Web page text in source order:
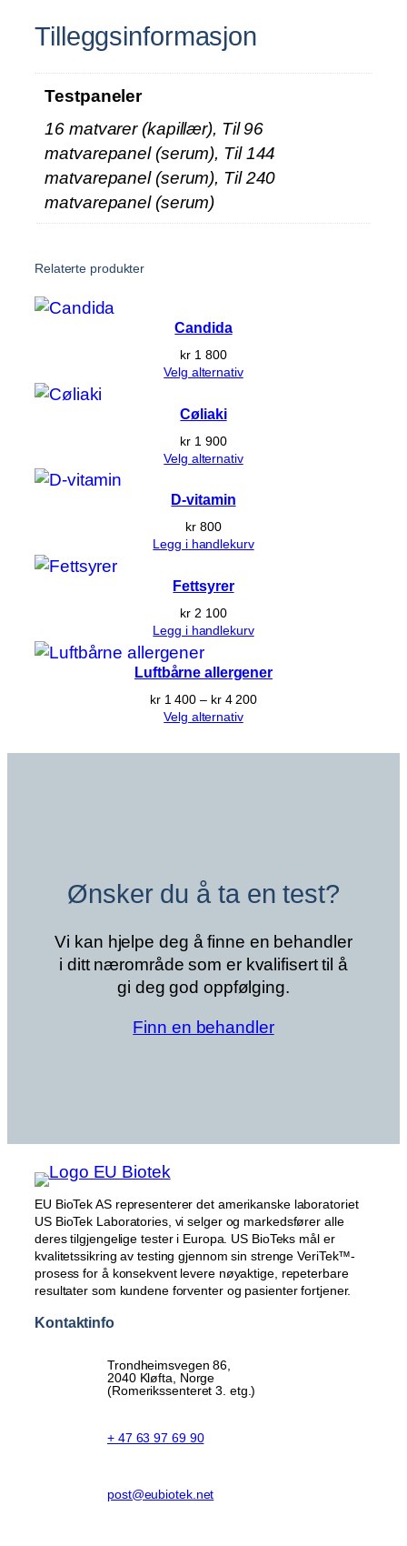
Tilleggsinformasjon
Testpaneler
16 matvarer (kapillær), Til 96
matvarepanel (serum), Til 144
matvarepanel (serum), Til 240
matvarepanel (serum)
Relaterte produkter
Candida
kr 1 800
Velg alternativ
Cøliaki
kr 1 900
Velg alternativ
D-vitamin
kr 800
Legg i handlekurv
Fettsyrer
kr 2 100
Legg i handlekurv
Luftbårne allergener
kr1 400 – kr4 200Prisområde:
kr 4 200
Velg alternativ
Ønsker du å ta en test?
Vi kan hjelpe deg å finne en behandler
i ditt nærområde som er kvalifisert til å
gi deg god oppfølging.
Finn en behandler
EU BioTek AS representerer det amerikanske laboratoriet
US BioTek Laboratories, vi selger og markedsfører alle
deres tilgjengelige tester i Europa. US BioTeks mål er
kvalitetssikring av testing gjennom sin strenge VeriTek™-
prosess for å konsekvent levere nøyaktige, repeterbare
resultater som kundene forventer og pasienter fortjener.
Kontaktinfo
Trondheimsvegen 86,
2040 Kløfta, Norge
(Romerikssenteret 3. etg.)
+ 47 63 97 69 90
post@eubiotek.net